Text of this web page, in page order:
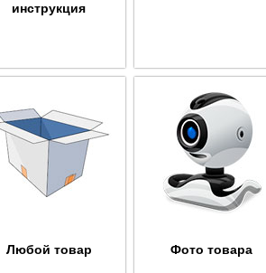
инструкция
Любой товар Фото товара